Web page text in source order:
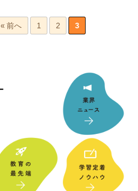
« 前へ 1 2 3